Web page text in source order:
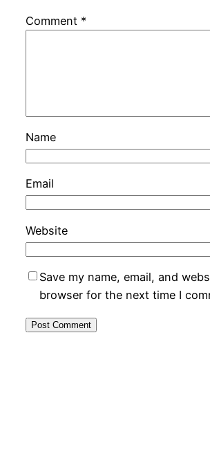
Comment *
Name
Email
Website
Save my name, email, and
browser for the next time I